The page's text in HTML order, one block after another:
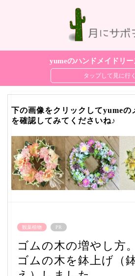
yumeのハンドメイドリー
下の画像をクリックしてyumeの
を確認してみてくださいね♪
観葉植物 PR
ゴムの木の増やし方
ゴムの木を鉢上げ（